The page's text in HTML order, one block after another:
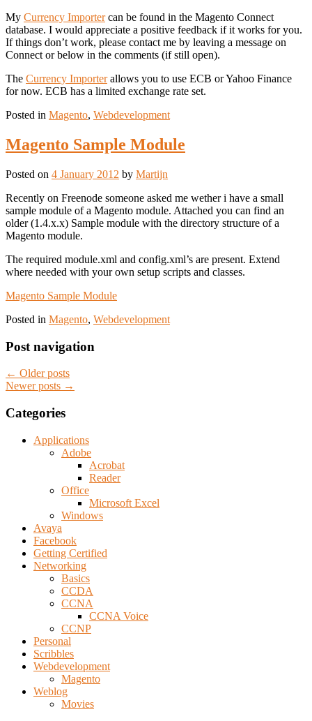
My Currency Importercan be found in the Magento Connect
database. I would appreciate a positive feedback if it works for you.
If things don’t work, please contact me by leaving a message on
Connect or below in the comments (if still open).
The Currency Importerallows you to use ECB or Yahoo Finance
for now. ECB has a limited exchange rate set.
Posted in Magento, Webdevelopment
Magento Sample Module
Posted on 4 January 2012 by Martijn
Recently on Freenode someone asked me wether i have a small
sample module of a Magento module. Attached you can find an
older (1.4.x.x) Sample module with the directory structure of a
Magento module.
The required module.xml and config.xml’s are present. Extend
where needed with your own setup scripts and classes.
Magento Sample Module
Posted in Magento, Webdevelopment
Post navigation
← Older posts
Newer posts →
Categories
Applications
Adobe
Acrobat
Reader
Office
Microsoft Excel
Windows
Avaya
Facebook
Getting Certified
Networking
Basics
CCDA
CCNA
CCNA Voice
CCNP
Personal
Scribbles
Webdevelopment
Magento
Weblog
Movies